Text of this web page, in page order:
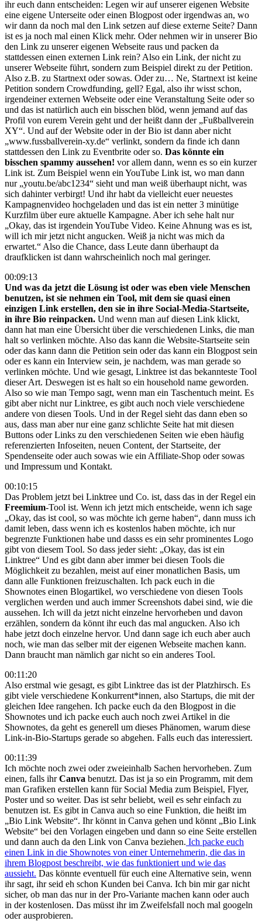
ihr euch dann entscheiden: Legen wir auf unserer eigenen Website
eine eigene Unterseite oder einen Blogpost oder irgendwas an, wo
wir dann da noch mal den Link setzen auf diese externe Seite? Dann
ist es ja noch mal einen Klick mehr. Oder nehmen wir in unserer Bio
den Link zu unserer eigenen Webseite raus und packen da
stattdessen einen externen Link rein? Also ein Link, der nicht zu
unserer Webseite führt, sondern zum Beispiel direkt zu der Petition.
Also z.B. zu Startnext oder sowas. Oder zu… Ne, Startnext ist keine
Petition sondern Crowdfunding, gell? Egal, also ihr wisst schon,
irgendeiner externen Webseite oder eine Veranstaltung Seite oder so
und das ist natürlich auch ein bisschen blöd, wenn jemand auf das
Profil von eurem Verein geht und der heißt dann der „Fußballverein
XY“. Und auf der Website oder in der Bio ist dann aber nicht
„www.fussballverein-xy.de“ verlinkt, sondern da finde ich dann
stattdessen den Link zu Eventbrite oder so. Das könnte ein
bisschen spammy aussehen! vor allem dann, wenn es so ein kurzer
Link ist. Zum Beispiel wenn ein YouTube Link ist, wo man dann
nur „youtu.be/abc1234“ sieht und man weiß überhaupt nicht, was
sich dahinter verbirgt! Und ihr habt da vielleicht euer neuestes
Kampagnenvideo hochgeladen und das ist ein netter 3 minütige
Kurzfilm über eure aktuelle Kampagne. Aber ich sehe halt nur
„Okay, das ist irgendein YouTube Video. Keine Ahnung was es ist,
will ich mir jetzt nicht angucken. Weiß ja nicht was mich da
erwartet.“ Also die Chance, dass Leute dann überhaupt da
draufklicken ist dann wahrscheinlich noch mal geringer.
00:09:13
Und was da jetzt die Lösung ist oder was eben viele Menschen
benutzen, ist sie nehmen ein Tool, mit dem sie quasi einen
einzigen Link erstellen, den sie in ihre Social-Media-Startseite,
in ihre Bio reinpacken. Und wenn man auf diesen Link klickt,
dann hat man eine Übersicht über die verschiedenen Links, die man
halt so verlinken möchte. Also das kann die Website-Startseite sein
oder das kann dann die Petition sein oder das kann ein Blogpost sein
oder es kann ein Interview sein, je nachdem, was man gerade so
verlinken möchte. Und wie gesagt, Linktree ist das bekannteste Tool
dieser Art. Deswegen ist es halt so ein household name geworden.
Also so wie man Tempo sagt, wenn man ein Taschentuch meint. Es
gibt aber nicht nur Linktree, es gibt auch noch viele verschiedene
andere von diesen Tools. Und in der Regel sieht das dann eben so
aus, dass man aber nur eine ganz schlichte Seite hat mit diesen
Buttons oder Links zu den verschiedenen Seiten wie eben häufig
referenzierten Infoseiten, neuen Content, der Startseite, der
Spendenseite oder auch sowas wie ein Affiliate-Shop oder sowas
und Impressum und Kontakt.
00:10:15
Das Problem jetzt bei Linktree und Co. ist, dass das in der Regel ein
Freemium-Tool ist. Wenn ich jetzt mich entscheide, wenn ich sage
„Okay, das ist cool, so was möchte ich gerne haben“, dann muss ich
damit leben, dass wenn ich es kostenlos haben möchte, ich nur
begrenzte Funktionen habe und dasss es ein sehr prominentes Logo
gibt von diesem Tool. So dass jeder sieht: „Okay, das ist ein
Linktree“ Und es gibt dann aber immer bei diesen Tools die
Möglichkeit zu bezahlen, meist auf einer monatlichen Basis, um
dann alle Funktionen freizuschalten. Ich pack euch in die
Shownotes einen Blogartikel, wo verschiedene von diesen Tools
verglichen werden und auch immer Screenshots dabei sind, wie die
aussehen. Ich will da jetzt nicht einzelne hervorheben und davon
erzählen, sondern da könnt ihr euch das mal angucken. Also ich
habe jetzt doch einzelne hervor. Und dann sage ich euch aber auch
noch, wie man das selber mit der eigenen Webseite machen kann.
Dann braucht man nämlich gar nicht so ein anderes Tool.
00:11:20
Also erstmal wie gesagt, es gibt Linktree das ist der Platzhirsch. Es
gibt viele verschiedene Konkurrent*innen, also Startups, die mit der
gleichen Idee rangehen. Ich packe euch da den Blogpost in die
Shownotes und ich packe euch auch noch zwei Artikel in die
Shownotes, da geht es generell um dieses Phänomen, warum diese
Link-in-Bio-Startups gerade so abgehen. Falls euch das interessiert.
00:11:39
Ich möchte noch zwei oder zweieinhalb Sachen hervorheben. Zum
einen, falls ihrCanva benutzt. Das ist ja so ein Programm, mit dem
man Grafiken erstellen kann für Social Media zum Beispiel, Flyer,
Poster und so weiter. Das ist sehr beliebt, weil es sehr einfach zu
benutzen ist. Es gibt in Canva auch so eine Funktion, die heißt im
„Bio Link Website“. Ihr könnt in Canva gehen und könnt „Bio Link
Website“ bei den Vorlagen eingeben und dann so eine Seite erstellen
und dann auch da den Link von Canva beziehen. Ich packe euch
einen Link in die Shownotes von einer Unternehmerin, die das in
ihrem Blogpost beschreibt, wie das funktioniert und wie das
aussieht. Das könnte eventuell für euch eine Alternative sein, wenn
ihr sagt, ihr seid eh schon Kunden bei Canva. Ich bin mir gar nicht
sicher, ob man das nur in der Pro-Variante machen kann oder auch
in der kostenlosen. Das müsst ihr im Zweifelsfall noch mal googeln
oder ausprobieren.